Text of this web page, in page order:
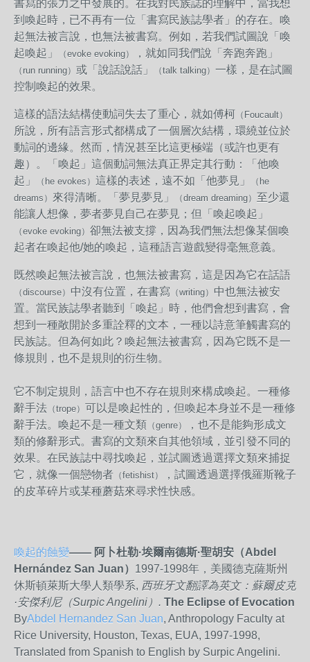
書寫的張力之中發展的。在我對民族誌的理解中，當我想
到喚起時，已不再有一位「書寫民族誌學者」的存在。喚
起無法被言說，也無法被書寫。例如，若我們試圖說「喚
起喚起」
（evoke evoking） ，就如同我們說「奔跑奔跑」
（run running） 或「說話說話」 （talk talking） 一樣，是在試圖
控制喚起的效果。
這樣的語法結構使動詞失去了重心，就如傅柯 （Foucault）
所說，所有語言形式都構成了一個層次結構，環繞並位於
動詞的邊緣。然而，情況甚至比這更極端（或許也更有
趣）。「喚起」這個動詞無法真正界定其行動：「他喚
起」
（he evokes） 這樣的表述，遠不如「他夢見」
（he
dreams） 來得清晰。「夢見夢見」 （dream dreaming） 至少還
能讓人想像，夢者夢見自己在夢見；但「喚起喚起」
（evoke evoking） 卻無法被支撐，因為我們無法想像某個喚
起者在喚起他/她的喚起，這種語言遊戲變得毫無意義。
既然喚起無法被言說，也無法被書寫，這是因為它在話語
（discourse） 中沒有位置，在書寫 （writing） 中也無法被安
置。當民族誌學者聽到「喚起」時，他們會想到書寫，會
想到一種敞開於多重詮釋的文本，一種以詩意筆觸書寫的
民族誌。但為何如此？喚起無法被書寫，因為它既不是一
條規則，也不是規則的衍生物。
它不制定規則，語言中也不存在規則來構成喚起。一種修
辭手法 （trope） 可以是喚起性的，但喚起本身並不是一種修
辭手法。喚起不是一種文類 （genre）
，也不是能夠形成文
類的修辭形式。書寫的文類來自其他領域，並引發不同的
效果。在民族誌中尋找喚起，並試圖透過選擇文類來捕捉
它，就像一個戀物者 （fetishist）
，試圖透過選擇俄羅斯靴子
的皮革碎片或某種蘑菇來尋求性快感。
喚起的蝕變—— 阿卜杜勒·埃爾南德斯·聖胡安（Abdel
Hernández San Juan） 1997-1998年，美國德克薩斯州
休斯頓萊斯大學人類學系, 西班牙文翻譯為英文：蘇爾皮克
·安傑利尼（Surpic Angelini ）. The Eclipse of Evocation
ByAbdel Hernandez San Juan, Anthropology Faculty at
Rice University, Houston, Texas, EUA, 1997-1998,
Translated from Spanish to English by Surpic Angelini.